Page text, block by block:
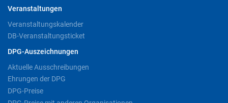
Veranstaltungen
Veranstaltungskalender
DB-Veranstaltungsticket
DPG-Auszeichnungen
Aktuelle Ausschreibungen
Ehrungen der DPG
DPG-Preise